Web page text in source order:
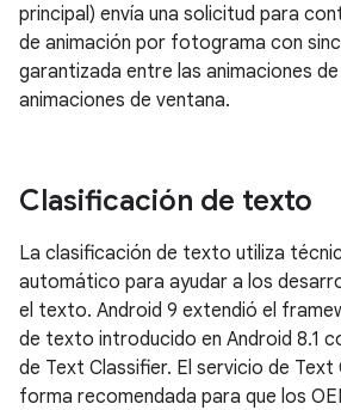
principal) envía una solicitud para
de animación por fotograma con
garantizada entre las animaciones
animaciones de ventana.
Clasificación de texto
La clasificación de texto utiliza
automático para ayudar a los
el texto. Android 9 extendió el
de texto introducido en Android 8.1
de Text Classifier. El servicio de Text
forma recomendada para que los